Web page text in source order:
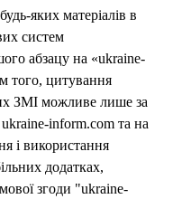
яких матеріалів в
систем
абзацу на «ukraine-
того, цитування
ЗМІ можливе лише за
inform.com та на
і використання
додатках,
згоди "ukraine-